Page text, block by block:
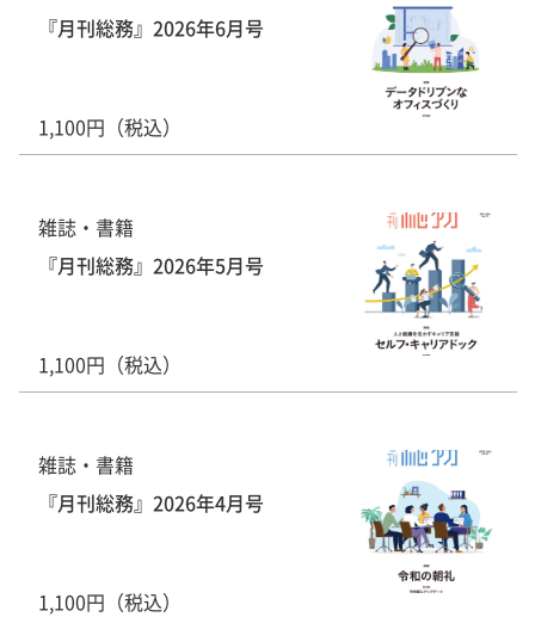
『月刊総務』2026年6月号
1,100円（税込）
雑誌・書籍
『月刊総務』2026年5月号
1,100円（税込）
雑誌・書籍
『月刊総務』2026年4月号
1,100円（税込）